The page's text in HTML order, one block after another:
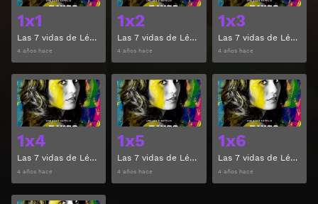
1x1
Las 7 vidas de Léa Temporada 1 Capitulo 1
4 años hace
1x2
Las 7 vidas de Léa Temporada 1 Capitulo 2
4 años hace
1x3
Las 7 vidas de Léa Temporada 1 Capitulo 3
4 años hace
1x4
Las 7 vidas de Léa Temporada 1 Capitulo 4
4 años hace
Ver
1x5
Las 7 vidas de Léa Temporada 1 Capitulo 5
4 años hace
Ver
1x6
Las 7 vidas de Léa Temporada 1 Capitulo 6
4 años hace